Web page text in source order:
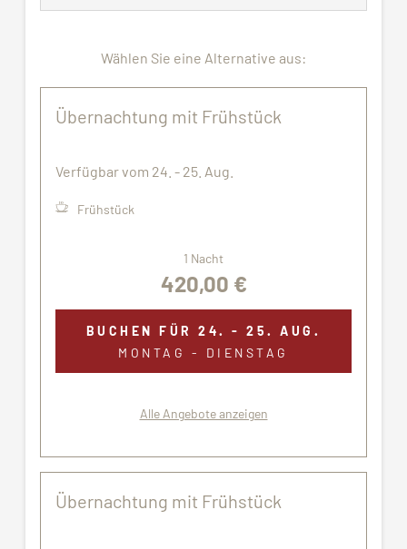
wir Ihnen eine Wellness-Tasche mit Bademantel,
Haustiere nicht erlaubt.
Alle Bilder dienen nur zu Demonstrationszwecken.
Die zugewiesene Unterkunft entspricht
Bildern.
Wählen Sie eine Alternative aus:
Übernachtung mit Frühstück
Verfügbar vom 24. - 25. Aug.
Frühstück
1 Nacht
420,00 €
BUCHEN FÜR24. - 25. AUG.
MONTAG - DIENSTAG
Alle Angebote anzeigen
Übernachtung mit Frühstück